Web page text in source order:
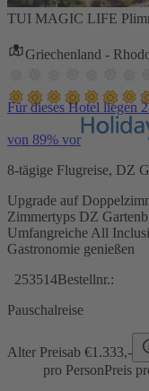
TUI MAGIC LIFE
Griechenland -
Für dieses Hotel liegen
von 89% vor
8-tägige Flugreise, DZ
Upgrade auf
Zimmertyps DZ
Umfangreiche All
Gastronomie genießen
253514Bestellnr.:
Pauschalreise
Alter Preisab €1.333,-
pro PersonPreis